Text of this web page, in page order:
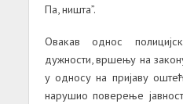
Па, ништа”.
Овакав однос
дужности, вршењу на
у односу на пријаву
нарушио поверење